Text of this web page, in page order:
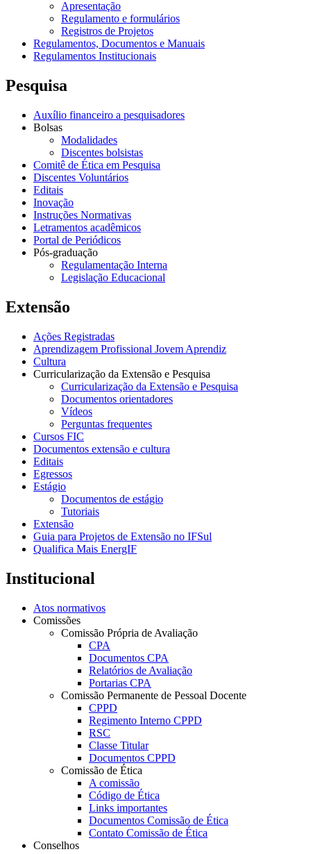
Apresentação
Regulamento e formulários
Registros de Projetos
Regulamentos, Documentos e Manuais
Regulamentos Institucionais
Pesquisa
Auxílio financeiro a pesquisadores
Bolsas
Modalidades
Discentes bolsistas
Comitê de Ética em Pesquisa
Discentes Voluntários
Editais
Inovação
Instruções Normativas
Letramentos acadêmicos
Portal de Periódicos
Pós-graduação
Regulamentação Interna
Legislação Educacional
Extensão
Ações Registradas
Aprendizagem Profissional Jovem Aprendiz
Cultura
Curricularização da Extensão e Pesquisa
Curricularização da Extensão e Pesquisa
Documentos orientadores
Vídeos
Perguntas frequentes
Cursos FIC
Documentos extensão e cultura
Editais
Egressos
Estágio
Documentos de estágio
Tutoriais
Extensão
Guia para Projetos de Extensão no IFSul
Qualifica Mais EnergIF
Institucional
Atos normativos
Comissões
Comissão Própria de Avaliação
CPA
Documentos CPA
Relatórios de Avaliação
Portarias CPA
Comissão Permanente de Pessoal Docente
CPPD
Regimento Interno CPPD
RSC
Classe Titular
Documentos CPPD
Comissão de Ética
A comissão
Código de Ética
Links importantes
Documentos Comissão de Ética
Contato Comissão de Ética
Conselhos